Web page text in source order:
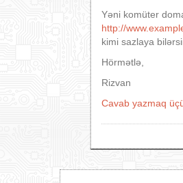
Yəni komüter
http://
kimi sazlaya
Hörmətlə,
Rizvan
Cavab yazmaq